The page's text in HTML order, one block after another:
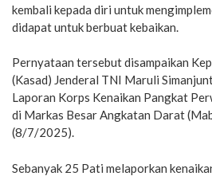
kembali kepada diri untuk
didapat untuk berbuat kebaikan.
Pernyataan tersebut disampaikan
(Kasad) Jenderal TNI Maruli
Laporan Korps Kenaikan Pangkat
di Markas Besar Angkatan Darat
(8/7/2025).
Sebanyak 25 Pati melaporkan